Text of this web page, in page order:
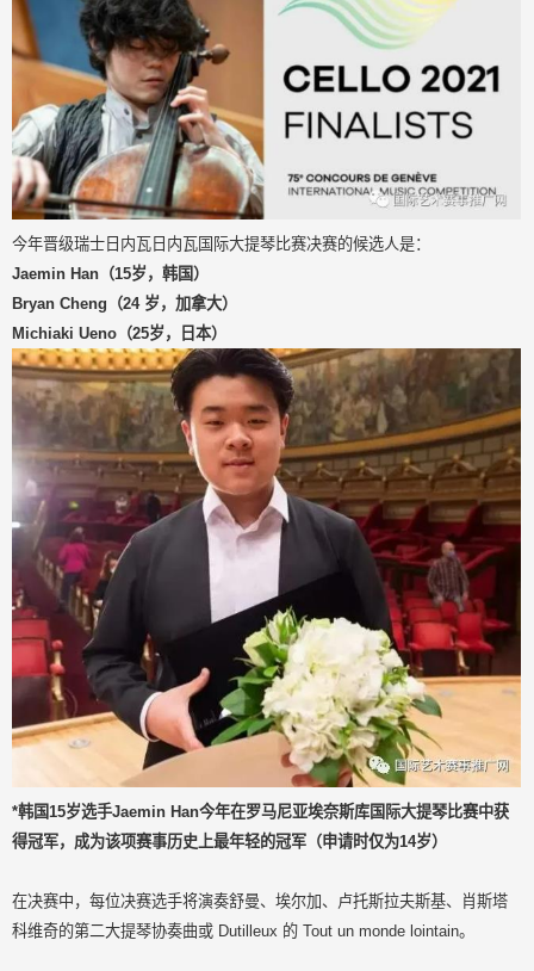
今年晋级瑞士日内瓦日内瓦国际大提琴比赛决赛的候选人是：
Jaemin Han（15岁，韩国）
Bryan Cheng（24 岁，加拿大）
Michiaki Ueno（25岁，日本）
*韩国15岁选手Jaemin Han今年在罗马尼亚埃奈斯库国际大提琴比赛中获
得冠军，成为该项赛事历史上最年轻的冠军（申请时仅为14岁）
在决赛中，每位决赛选手将演奏舒曼、埃尔加、卢托斯拉夫斯基、肖斯塔
科维奇的第二大提琴协奏曲或 Dutilleux 的 Tout un monde lointain。